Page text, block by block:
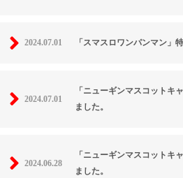
2024.07.01 「スマスロワンパンマン」
2024.07.01
「ニューギンマスコットキ
ました。
2024.06.28
「ニューギンマスコットキ
ました。